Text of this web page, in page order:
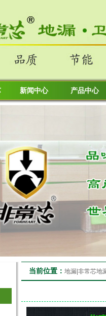
新闻中心 产品中心
当前位置： 地漏|非常芯地